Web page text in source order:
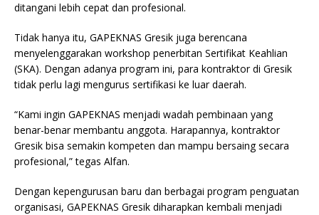
ditangani lebih cepat dan profesional.
Tidak hanya itu, GAPEKNAS Gresik juga berencana
menyelenggarakan workshop penerbitan Sertifikat Keahlian
(SKA). Dengan adanya program ini, para kontraktor di Gresik
tidak perlu lagi mengurus sertifikasi ke luar daerah.
“Kami ingin GAPEKNAS menjadi wadah pembinaan yang
benar-benar membantu anggota. Harapannya, kontraktor
Gresik bisa semakin kompeten dan mampu bersaing secara
profesional,” tegas Alfan.
Dengan kepengurusan baru dan berbagai program penguatan
organisasi, GAPEKNAS Gresik diharapkan kembali menjadi